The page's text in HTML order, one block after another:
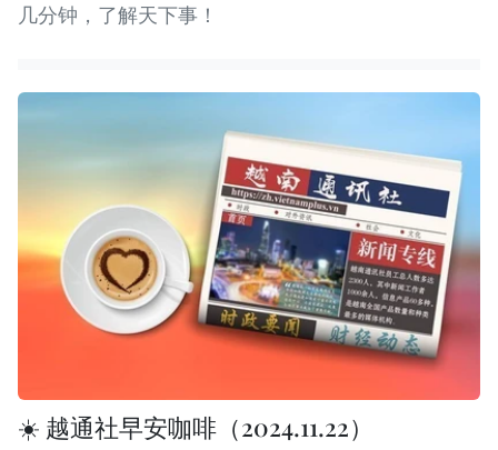
几分钟，了解天下事！
☀️ 越通社早安咖啡（2024.11.22）